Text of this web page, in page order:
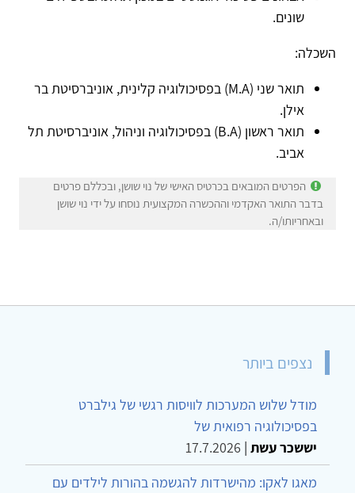
שונים.
השכלה:
תואר שני (M.A) בפסיכולוגיה קלינית, אוניברסיטת בר
אילן.
תואר ראשון (B.A) בפסיכולוגיה וניהול, אוניברסיטת תל
אביב.
הפרטים המובאים בכרטיס האישי של נוי שושן, ובכללם פרטים
בדבר התואר האקדמי וההכשרה המקצועית נוסחו על ידי נוי שושן
ובאחריותו/ה.
נצפים ביותר
מודל שלוש המערכות לוויסות רגשי של גילברט
בפסיכולוגיה רפואית של
יששכר עשת |
17.7.2026
מאגו לאקו: מהישרדות להגשמה בהורות לילדים עם